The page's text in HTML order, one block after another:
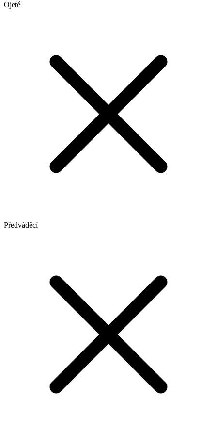
Ojeté
Předváděcí